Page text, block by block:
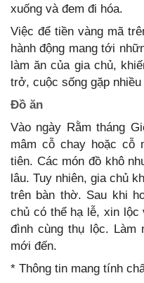
xuống và đem đi hóa.
Việc để tiền vàng mã
hành động mang tới
làm ăn của gia chủ,
trở, cuộc sống gặp nhiều
Đồ ăn
Vào ngày Rằm tháng
mâm cỗ chay hoặc cỗ
tiên. Các món đồ khô
lâu. Tuy nhiên, gia chủ
trên bàn thờ. Sau khi
chủ có thể hạ lễ, xin lộc
đình cùng thụ lộc. Làm
mới đến.
* Thông tin mang tính